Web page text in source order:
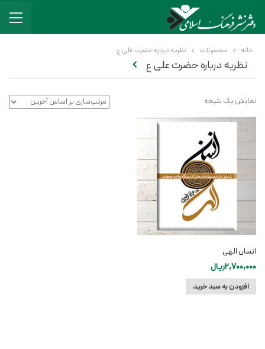
خانه محصولات نظریه درباره حضرت علی ع
نظریه درباره حضرت علی ع
نمایش یک نتیجه
انسان الهی
2,700,000ریال
افزودن به سبد خرید